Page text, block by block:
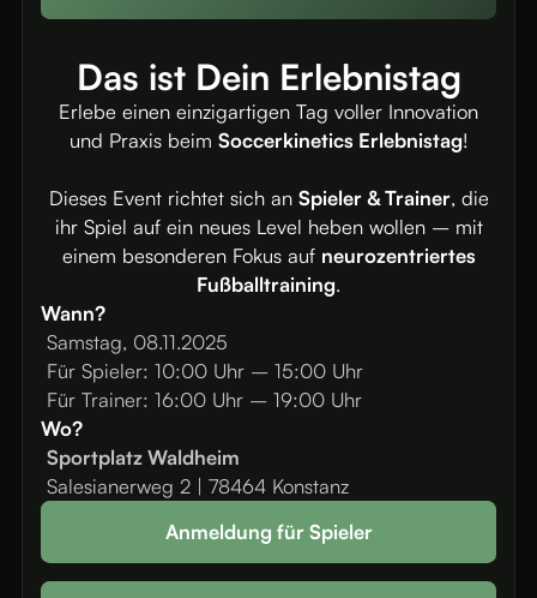
Das ist Dein Erlebnistag
Erlebe einen einzigartigen Tag voller Innovation
und Praxis beim Soccerkinetics Erlebnistag!
Dieses Event richtet sich an Spieler & Trainer, die
ihr Spiel auf ein neues Level heben wollen – mit
einem besonderen Fokus auf neurozentriertes
Fußballtraining.
Wann?
Samstag, 08.11.2025
Für Spieler:10:00 Uhr – 15:00 Uhr
Für Trainer: 16:00 Uhr – 19:00 Uhr
Wo?
Sportplatz Waldheim
Salesianerweg 2 | 78464 Konstanz
Anmeldung für Spieler